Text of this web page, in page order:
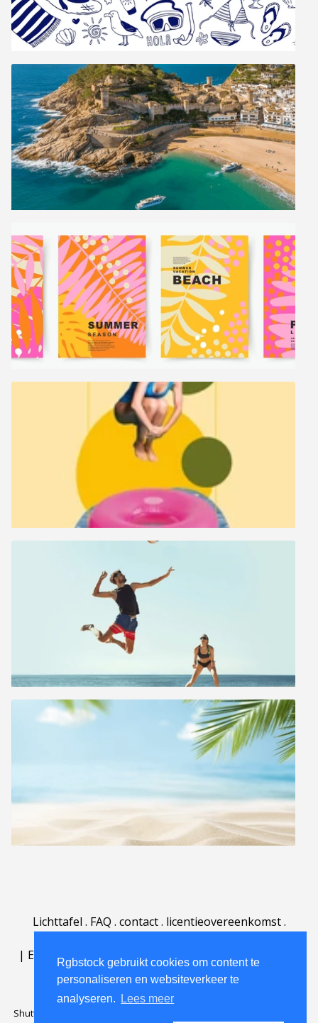
Rgbstock gebruikt cookies om content te
personaliseren en websiteverkeer te
analyseren.
Lees meer
Lichttafel . FAQ . contact. licentieovereenkomst.
| English | Deutsch Español | Português
Nederlands|
Shutterstock official partner of Rgbstock